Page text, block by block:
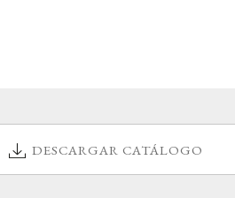
DESCARGAR CATÁLOGO